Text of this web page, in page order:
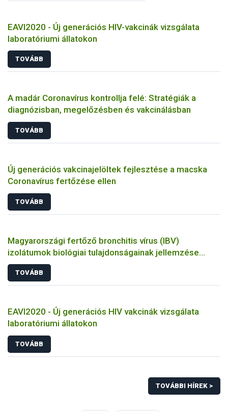
EAVI2020 - Új generációs HIV-vakcinák vizsgálata
laboratóriumi állatokon
TOVÁBB
A madár Coronavírus kontrollja felé: Stratégiák a
diagnózisban, megelőzésben és vakcinálásban
TOVÁBB
Új generációs vakcinajelöltek fejlesztése a macska
Coronavírus fertőzése ellen
TOVÁBB
Magyarországi fertőző bronchitis vírus (IBV)
izolátumok biológiai tulajdonságainak jellemzése
állatkísérletes és molekuláris biológiai eszközökkel
TOVÁBB
EAVI2020 - Új generációs HIV vakcinák vizsgálata
laboratóriumi állatokon
TOVÁBB
TOVÁBBI HÍREK >